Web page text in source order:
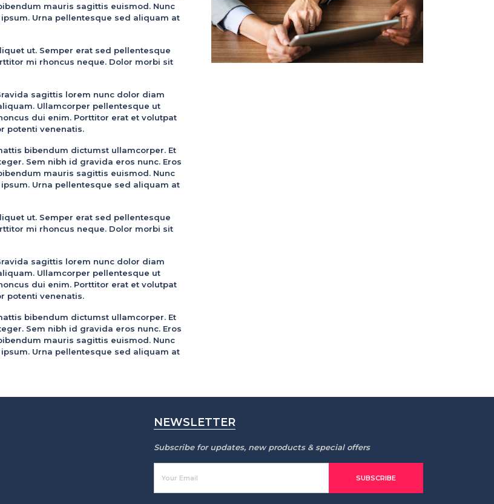
mauris sagittis euismod. Nunc
Urna pellentesque sed aliquam at
ut. Semper erat sed pellentesque
mi rhoncus neque. Dolor morbi sit
sagittis lorem nunc dolor diam
Ullamcorper pellentesque ut
dui enim. Porttitor erat et volutpat
potenti venenatis.
bibendum dictumst ullamcorper. Et
Sem nibh id gravida eros nunc. Eros
mauris sagittis euismod. Nunc
Urna pellentesque sed aliquam at
ut. Semper erat sed pellentesque
mi rhoncus neque. Dolor morbi sit
sagittis lorem nunc dolor diam
Ullamcorper pellentesque ut
dui enim. Porttitor erat et volutpat
potenti venenatis.
bibendum dictumst ullamcorper. Et
Sem nibh id gravida eros nunc. Eros
mauris sagittis euismod. Nunc
Urna pellentesque sed aliquam at
NEWSLETTER
Subscribe for updates, new products & special offers
SUBSCRIBE